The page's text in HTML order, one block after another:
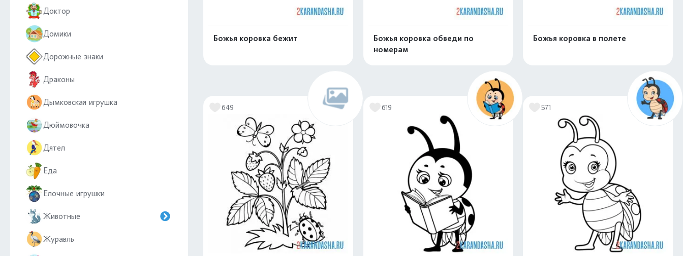
Доктор
Домики
Дорожные знаки
Драконы
Дымковская игрушка
Дюймовочка
Дятел
Еда
Елочные игрушки
Животные
Журавль
Божья коровка бежит
Божья коровка обведи по
номерам
Божья коровка в полете
649 619 571